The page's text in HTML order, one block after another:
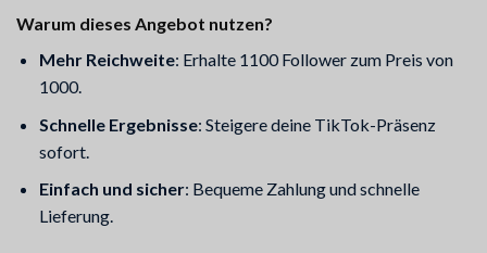
Warum dieses Angebot nutzen?
Mehr Reichweite: Erhalte 1100 Follower zum Preis von
1000.
Schnelle Ergebnisse: Steigere deine TikTok-Präsenz
sofort.
Einfach und sicher: Bequeme Zahlung und schnelle
Lieferung.